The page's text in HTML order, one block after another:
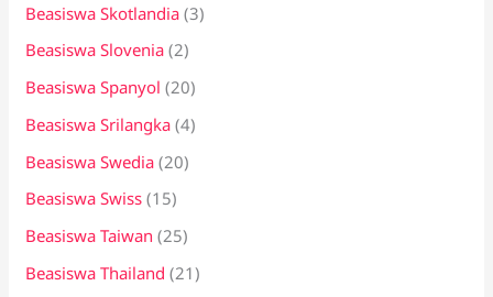
Beasiswa Skotlandia (3)
Beasiswa Slovenia (2)
Beasiswa Spanyol (20)
Beasiswa Srilangka (4)
Beasiswa Swedia (20)
Beasiswa Swiss (15)
Beasiswa Taiwan (25)
Beasiswa Thailand (21)